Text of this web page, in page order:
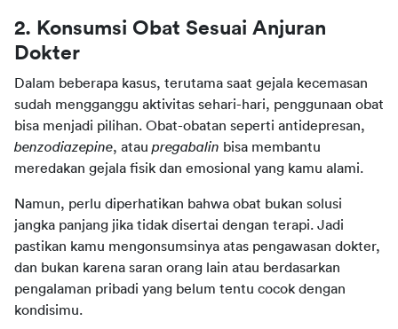
2. Konsumsi Obat Sesuai Anjuran
Dokter
Dalam beberapa kasus, terutama saat gejala kecemasan
sudah mengganggu aktivitas sehari-hari, penggunaan obat
benzodiazepine, atau pregabalin bisa membantu
meredakan gejala fisik dan emosional yang kamu alami.
Namun, perlu diperhatikan bahwa obat bukan solusi
jangka panjang jika tidak disertai dengan terapi. Jadi
pastikan kamu mengonsumsinya atas pengawasan dokter,
dan bukan karena saran orang lain atau berdasarkan
pengalaman pribadi yang belum tentu cocok dengan
kondisimu.